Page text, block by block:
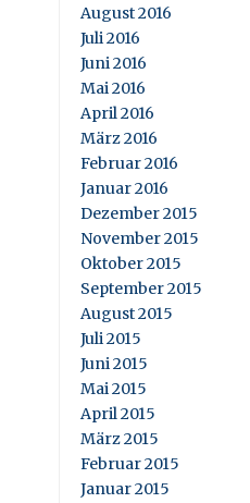
August 2016
Juli 2016
Juni 2016
Mai 2016
April 2016
März 2016
Februar 2016
Januar 2016
Dezember 2015
November 2015
Oktober 2015
September 2015
August 2015
Juli 2015
Juni 2015
Mai 2015
April 2015
März 2015
Februar 2015
Januar 2015